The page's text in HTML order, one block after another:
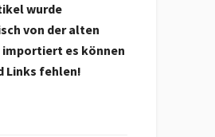
wurde
von der alten
importiert es können
Links fehlen!